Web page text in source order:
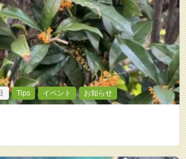
Tips イベント お知らせ